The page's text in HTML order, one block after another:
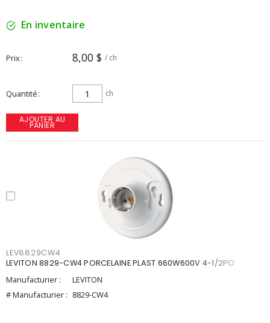
En inventaire
Prix 8,00 $ / ch
Quantité ch
AJOUTER AU
PANIER
LEV8829CW4
LEVITON 8829-CW4 PORCELAINE PLAST 660W600V 4-1/2PO
Manufacturier :
LEVITON
# Manufacturier : 8829-CW4